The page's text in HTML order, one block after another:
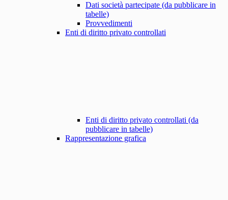
Dati società partecipate (da pubblicare in
tabelle)
Provvedimenti
Enti di diritto privato controllati
Enti di diritto privato controllati (da
pubblicare in tabelle)
Rappresentazione grafica